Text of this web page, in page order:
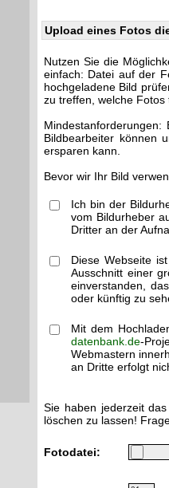
Upload eines Fotos
Nutzen Sie die
einfach: Datei auf der
hochgeladene Bild
zu treffen, welche Fotos
Bildbearbeiter können
ersparen kann.
Bevor wir Ihr Bild
Ich bin der
vom Bildurheber
Dritter an der
Diese Webseite
Ausschnitt einer
einverstanden,
oder künftig zu
Mit dem
datenbank.de-
Webmastern
an Dritte erfolgt
Sie haben jederzeit
löschen zu lassen!
Fotodatei: